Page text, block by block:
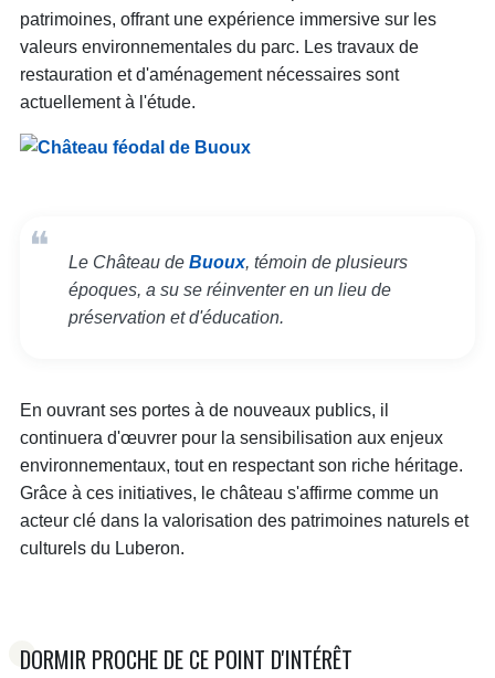
patrimoines, offrant une expérience immersive sur les
valeurs environnementales du parc. Les travaux de
restauration et d'aménagement nécessaires sont
actuellement à l'étude.
Le Château deBuoux, témoin de plusieurs
époques, a su se réinventer en un lieu de
préservation et d'éducation.
En ouvrant ses portes à de nouveaux publics, il
continuera d'œuvrer pour la sensibilisation aux enjeux
environnementaux, tout en respectant son riche héritage.
Grâce à ces initiatives, le château s'affirme comme un
acteur clé dans la valorisation des patrimoines naturels et
culturels du Luberon.
DORMIR PROCHE DE CE POINT D'INTÉRÊT